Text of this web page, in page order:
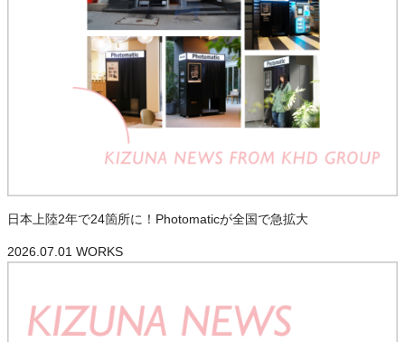
日本上陸2年で24箇所に！Photomaticが全国で急拡大
2026.07.01 WORKS